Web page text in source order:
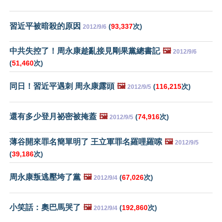
習近平被暗殺的原因 2012/9/6 (93,337次)
中共失控了！周永康趁亂接見剛果黨總書記 🖼️ 2012/9/6
(51,460次)
同日！習近平遇刺 周永康露頭 🖼️ 2012/9/5 (116,215次)
還有多少登月祕密被掩蓋 🖼️ 2012/9/5 (74,916次)
薄谷開來罪名簡單明了 王立軍罪名羅哩羅嗦 🖼️ 2012/9/5
(39,186次)
周永康叛逃壓垮了黨 🖼️ 2012/9/4 (67,026次)
小笑話：奧巴馬哭了 🖼️ 2012/9/4 (192,860次)